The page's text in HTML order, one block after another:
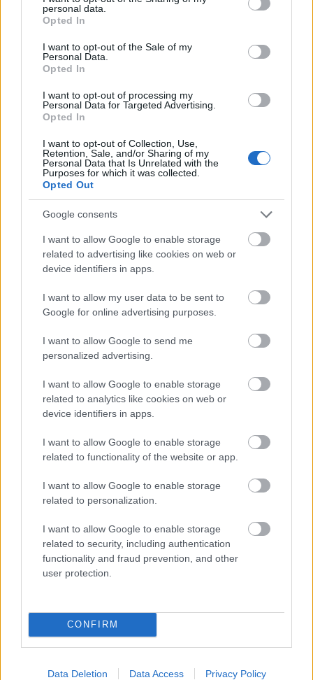
grant or deny consent to Google and its third-party tags to
use your data for below specified purposes in below Google
consent section.
personal data.
Opted In
I want to opt-out of the Sale of my
Personal Data.
Opted In
I want to opt-out of processing my
Personal Data for Targeted Advertising.
Opted In
I want to opt-out of Collection, Use,
Retention, Sale, and/or Sharing of my
Personal Data that Is Unrelated with the
Purposes for which it was collected.
Opted Out
Google consents
I want to allow Google to enable storage
related to advertising like cookies on web or
device identifiers in apps.
I want to allow my user data to be sent to
Google for online advertising purposes.
I want to allow Google to send me
personalized advertising.
I want to allow Google to enable storage
related to analytics like cookies on web or
device identifiers in apps.
I want to allow Google to enable storage
related to functionality of the website or app.
I want to allow Google to enable storage
related to personalization.
I want to allow Google to enable storage
related to security, including authentication
functionality and fraud prevention, and other
user protection.
CONFIRM
Data Deletion Data Access Privacy Policy
APetőfi Kulturális Program
Örömtánc című előadásukkal utazzák körbe az országot, de
műsoron tartják egyedülállóTündérhinta
című babaszínházi
előadásukat és aKamaszodók - Élet a falakon túl
ifjúsági
előadást is.Új mesedarabbal és babaszínházi
Azünnepi időszakraa társulat aKarácsonyi álom - a fény
meséjecímű előadással készül, amit kicsiknek és nagyoknak
fűzik fel (pásztorünnep, Márton-nap, advent), minden
hónapban a Fonó Budai Zeneházban
Számos meghívást kapnak
közelmúltban „403. billentyű” – Presser-koncert vendégei
voltak, most a december 28-aiDohnányi zenekarral
közös
nagykoncertre készülnek.
2025. 10. 19.|Küttel Dávid
Szokolay Dongó Balázs az improvizáció népi fúvós
nagymestere, emellett zeneszerzéssel is foglalkozik.
Karakteres játéka, egyedi dallamformálása és ötletes szólói
rengeteg alkotó számára jelentenek kapcsolódási pontot.
Születésnapi műsorában életútja fontos és jelenleg is aktív
formációit mutatja be -- a teljesség igénye nélkül.
tovább
Túlvilági olimpikonok a Depeche Mode
univerzumában – grandiózus show az MVM
Dome-ban
Két olimpiai bajnok, Szász Emese és Fodor Rajmund is kilép a
valóság kereteiből, hogy misztikus lényként keljen életre a